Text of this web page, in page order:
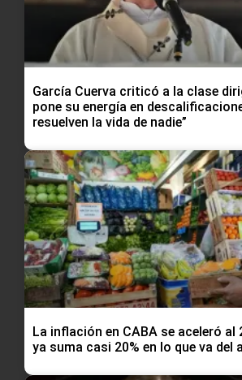
García Cuerva criticó a la clase
pone su energía en
resuelven la vida de nadie”
La inflación en CABA se aceleró al
ya suma casi 20% en lo que va del